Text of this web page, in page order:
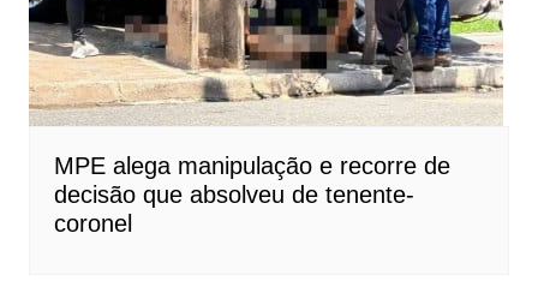
MPE alega manipulação e recorre de
decisão que absolveu de tenente-
coronel